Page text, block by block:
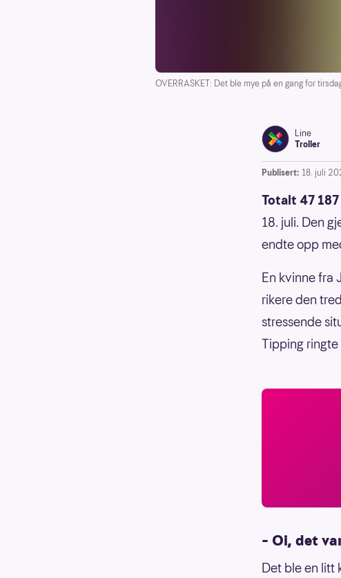
OVERRASKET: Det ble mye på en gang for
Line
Troller
Publisert: 18. juli
Totalt 47
18. juli. Den
endte opp
En kvinne fra
rikere den
stressende
Tipping ringte
– Oi, det
Det ble en litt